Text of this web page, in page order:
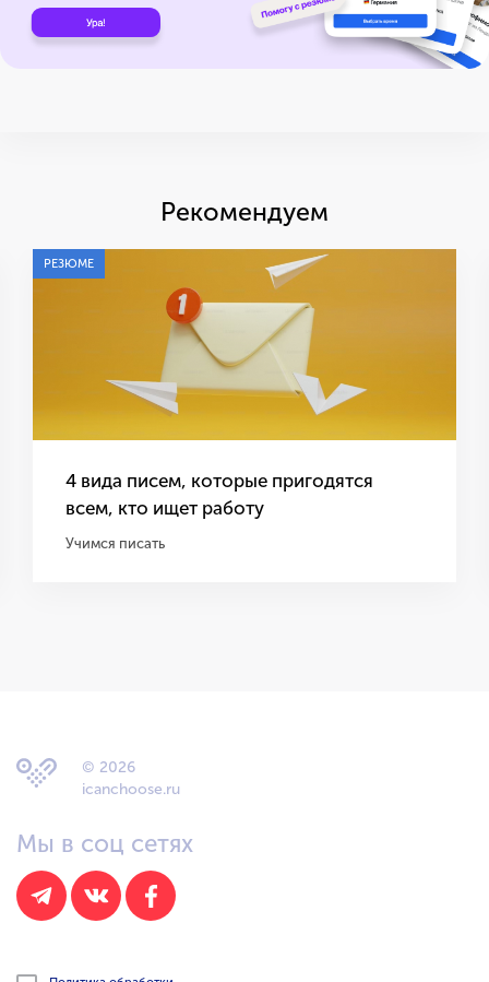
Рекомендуем
РЕЗЮМЕ
4 вида писем, которые пригодятся
всем, кто ищет работу
Учимся писать
© 2026
icanchoose.ru
Мы в соц сетях